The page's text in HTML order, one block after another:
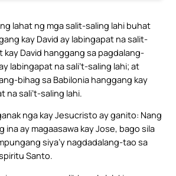
lahat ng mga salit-saling lahi buhat
kay David ay labingapat na salit-
kay David hanggang sa pagdalang-
labingapat na sali’t-saling lahi; at
bihag sa Babilonia hanggang kay
na sali’t-saling lahi.
nga kay Jesucristo ay ganito: Nang
ina ay magaasawa kay Jose, bago sila
siya’y nagdadalang-tao sa
Santo.